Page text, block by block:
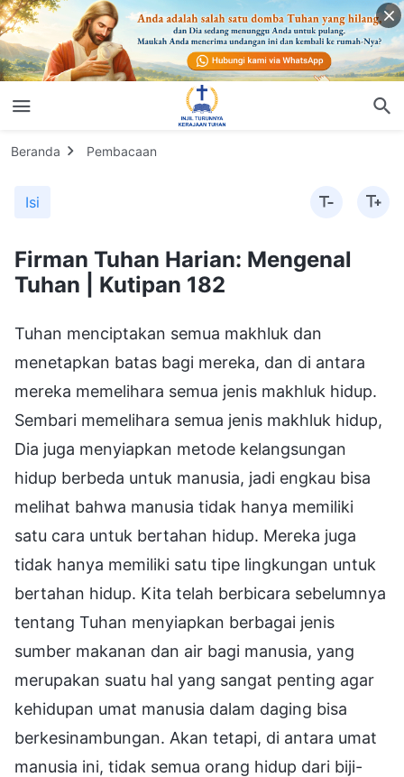
Beranda Pembacaan
Isi
Firman Tuhan Harian: Mengenal
Tuhan | Kutipan 182
Tuhan menciptakan semua makhluk dan
menetapkan batas bagi mereka, dan di antara
mereka memelihara semua jenis makhluk hidup.
Sembari memelihara semua jenis makhluk hidup,
Dia juga menyiapkan metode kelangsungan
hidup berbeda untuk manusia, jadi engkau bisa
melihat bahwa manusia tidak hanya memiliki
satu cara untuk bertahan hidup. Mereka juga
tidak hanya memiliki satu tipe lingkungan untuk
bertahan hidup. Kita telah berbicara sebelumnya
tentang Tuhan menyiapkan berbagai jenis
sumber makanan dan air bagi manusia, yang
merupakan suatu hal yang sangat penting agar
kehidupan umat manusia dalam daging bisa
berkesinambungan. Akan tetapi, di antara umat
manusia ini, tidak semua orang hidup dari biji-